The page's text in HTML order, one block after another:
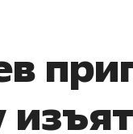
бизнес может
минимум